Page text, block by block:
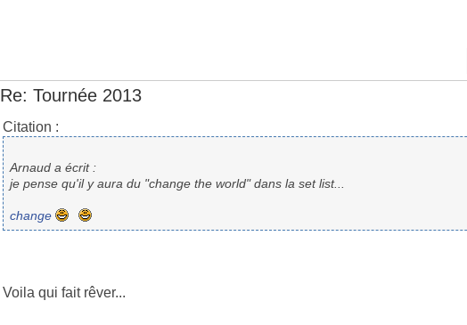
Re: Tournée 2013
Citation :
Arnaud a écrit :
je pense qu'il y aura du "change the world" dans la set list...
change
Voila qui fait rêver...